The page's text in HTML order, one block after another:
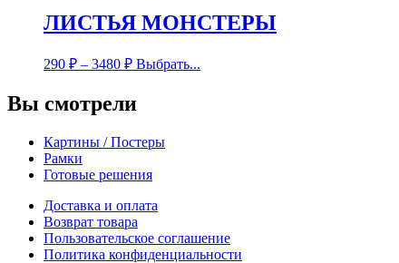
ЛИСТЬЯ МОНСТЕРЫ
290 ₽ – 3480 ₽ Выбрать...
Вы смотрели
Картины / Постеры
Рамки
Готовые решения
Доставка и оплата
Возврат товара
Пользовательское соглашение
Политика конфиденциальности